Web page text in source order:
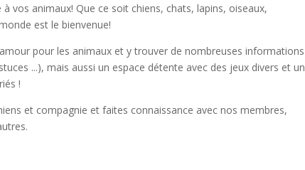
vos animaux! Que ce soit chiens, chats, lapins, oiseaux,
est le bienvenue!
pour les animaux et y trouver de nombreuses informations
...), mais aussi un espace détente avec des jeux divers et un
!
et compagnie et faites connaissance avec nos membres,